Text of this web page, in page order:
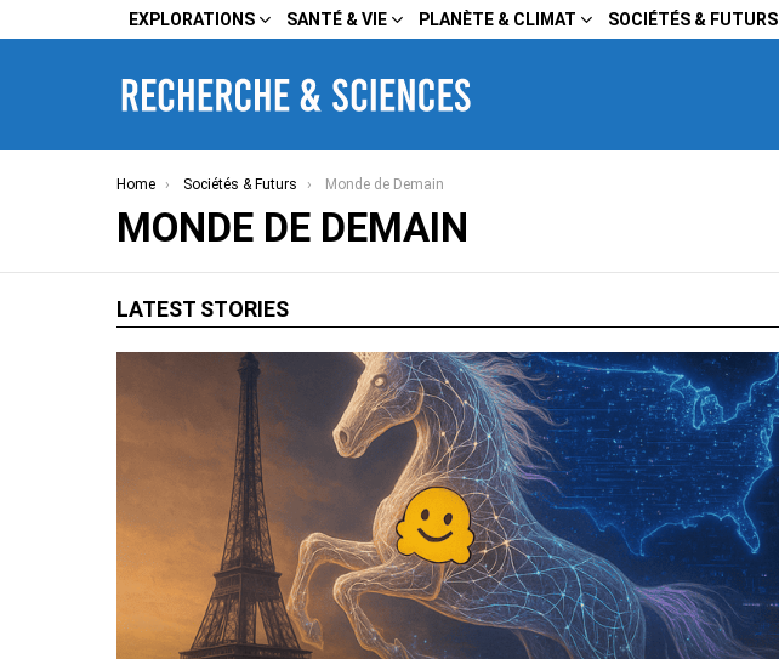
EXPLORATIONS SANTÉ & VIE PLANÈTE & CLIMAT SOCIÉTÉS & FUTURS
You are here:
Home Sociétés & Futurs Monde de Demain
MONDE DE DEMAIN
LATEST STORIES